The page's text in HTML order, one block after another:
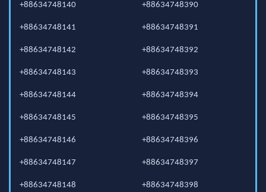
+88634748140
+88634748141
+88634748142
+88634748143
+88634748144
+88634748145
+88634748146
+88634748147
+88634748148
+88634748390
+88634748391
+88634748392
+88634748393
+88634748394
+88634748395
+88634748396
+88634748397
+88634748398